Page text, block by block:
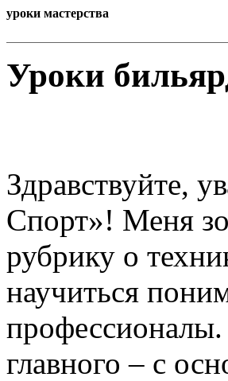
уроки мастерства
Уроки
Здравствуйте,
Спорт»! Меня
рубрику о
научиться
главного – с